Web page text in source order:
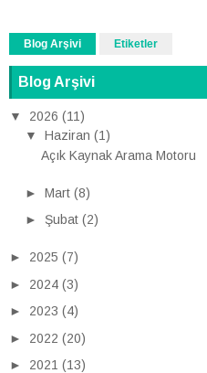
Blog Arşivi Etiketler
Blog Arşivi
▼ 2026 (11)
▼
Haziran (1)
Açık Kaynak Arama Motoru
► Mart (8)
► Şubat (2)
► 2025 (7)
► 2024 (3)
► 2023 (4)
► 2022 (20)
► 2021 (13)